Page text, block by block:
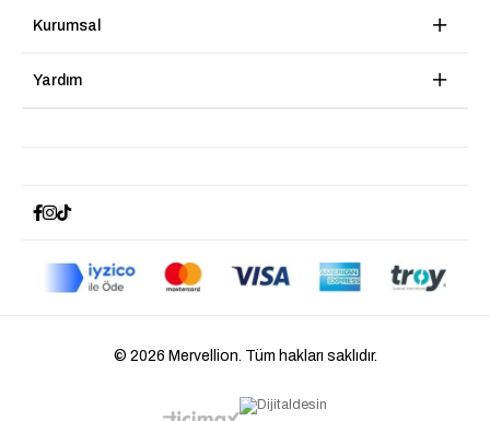
Kurumsal
Yardım
© 2026 Mervellion. Tüm hakları saklıdır.